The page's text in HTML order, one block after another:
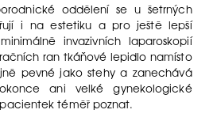
oddělení se u šetrných
i na estetiku a pro ještě lepší
invazivních laparoskopií
ran tkáňové lepidlo namísto
pevné jako stehy a zanechává
ani velké gynekologické
téměř poznat.